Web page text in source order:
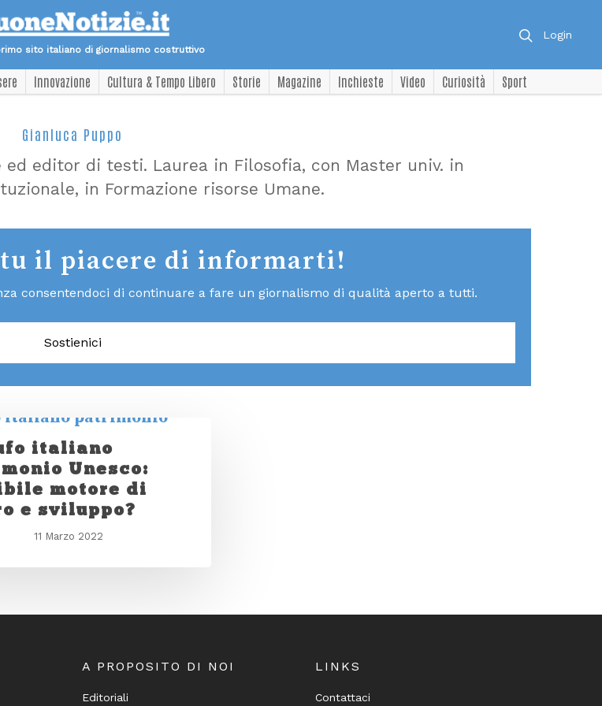
sito italiano di giornalismo costruttivo
Login
Innovazione Cultura & Tempo Libero Storie Magazine Inchieste Video Curiosità
Sport
Gianluca Puppo
editor di testi. Laurea in Filosofia, con Master univ. in
in Formazione risorse Umane.
il piacere di informarti!
consentendoci di continuare a fare un giornalismo di qualità aperto a tutti.
Sostienici
italiano
Unesco:
motore di
e sviluppo?
11 Marzo 2022
A PROPOSITO DI NOI
Editoriali
LINKS
Contattaci